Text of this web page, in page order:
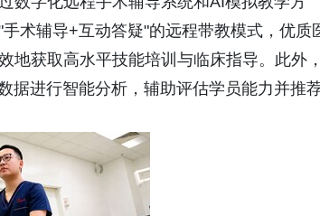
术辅导+互动答疑"的远程带教模式，优质
地获取高水平技能培训与临床指导。此外，
据进行智能分析，辅助评估学员能力并推